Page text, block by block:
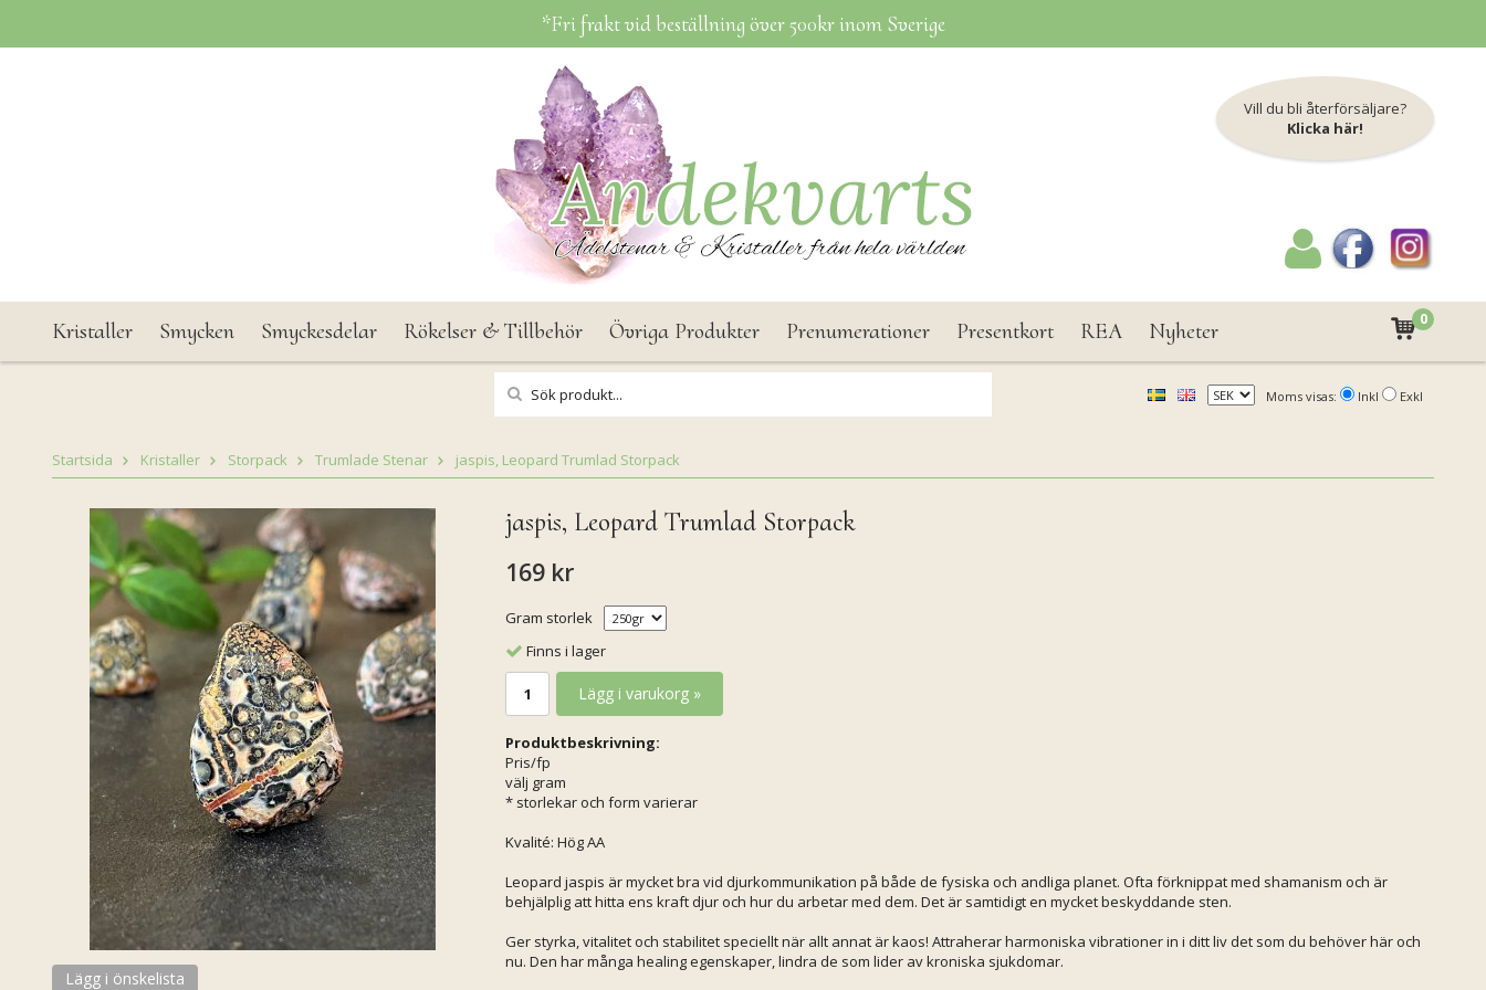
*Fri frakt vid beställning över 500kr inom Sverige
Vill du bli återförsäljare?
Klicka här!
Kristaller Smycken Smyckesdelar Rökelser & Tillbehör Övriga Produkter Prenumerationer Presentkort REA Nyheter 0
Moms visas: Inkl Exkl
Startsida Kristaller Storpack Trumlade Stenar jaspis, Leopard Trumlad Storpack
Lägg i önskelista
jaspis, Leopard Trumlad Storpack
169 kr
Gram storlek
Finns i lager
Lägg i varukorg »
Produktbeskrivning:
Pris/fp
välj gram
* storlekar och form varierar
Kvalité: Hög AA
Leopard jaspis är mycket bra vid djurkommunikation på både de fysiska och andliga planet. Ofta förknippat med shamanism och är
behjälplig att hitta ens kraft djur och hur du arbetar med dem. Det är samtidigt en mycket beskyddande sten.
Ger styrka, vitalitet och stabilitet speciellt när allt annat är kaos! Attraherar harmoniska vibrationer in i ditt liv det som du behöver här och
nu. Den har många healing egenskaper, lindra de som lider av kroniska sjukdomar.